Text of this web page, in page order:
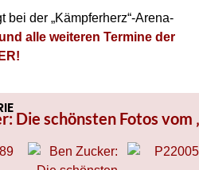
der „Kämpferherz“-Arena-
alle weiteren Termine der
Die schönsten Fotos